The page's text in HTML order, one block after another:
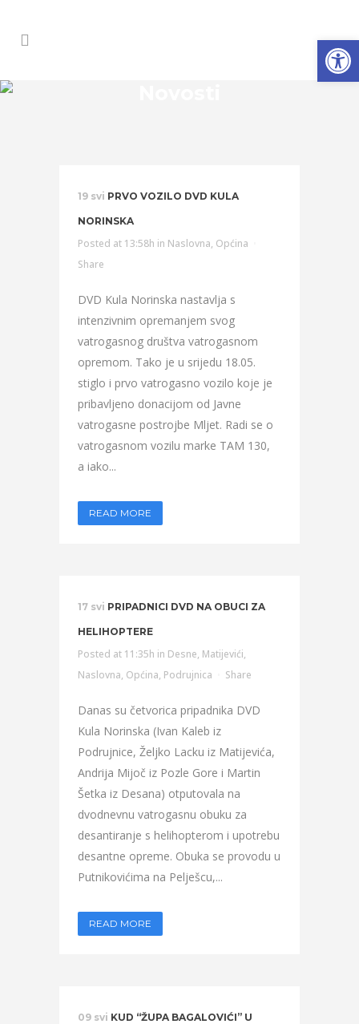
19 svi PRVO VOZILO DVD KULA
NORINSKA
Posted at 13:58h in Naslovna, Općina
Share
DVD Kula Norinska nastavlja s
intenzivnim opremanjem svog
vatrogasnog društva vatrogasnom
opremom. Tako je u srijedu 18.05.
stiglo i prvo vatrogasno vozilo koje je
pribavljeno donacijom od Javne
vatrogasne postrojbe Mljet. Radi se o
vatrogasnom vozilu marke TAM 130,
a iako...
READ MORE
17 svi PRIPADNICI DVD NA OBUCI ZA
HELIHOPTERE
Posted at 11:35h in Desne, Matijevići,
Naslovna, Općina, Podrujnica Share
Danas su četvorica pripadnika DVD
Kula Norinska (Ivan Kaleb iz
Podrujnice, Željko Lacku iz Matijevića,
Andrija Mijoč iz Pozle Gore i Martin
Šetka iz Desana) otputovala na
dvodnevnu vatrogasnu obuku za
desantiranje s helihopterom i upotrebu
desantne opreme. Obuka se provodu u
Putnikovićima na Pelješcu,...
READ MORE
09 svi KUD “ŽUPA BAGALOVIĆI” U